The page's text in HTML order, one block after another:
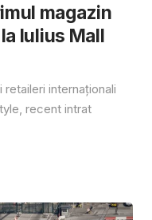
magazin
Iulius Mall
retaileri internaționali
recent intrat